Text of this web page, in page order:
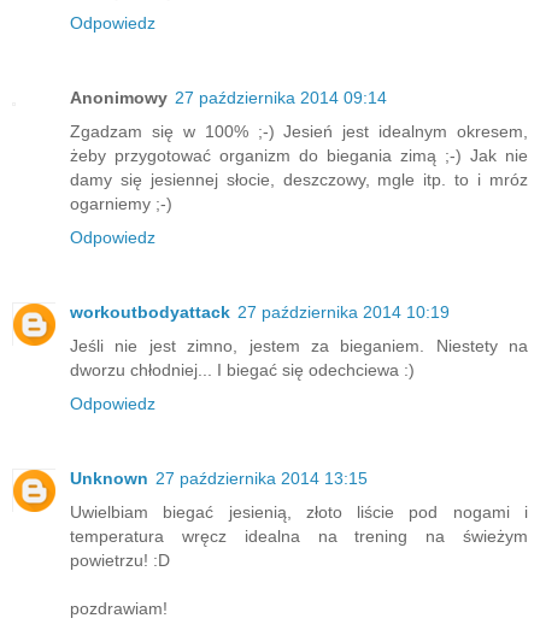
Odpowiedz
Anonimowy 27 października 2014 09:14
Zgadzam się w 100% ;-) Jesień jest idealnym okresem,
żeby przygotować organizm do biegania zimą ;-) Jak nie
damy się jesiennej słocie, deszczowy, mgle itp. to i mróz
ogarniemy ;-)
Odpowiedz
workoutbodyattack 27 października 2014 10:19
Jeśli nie jest zimno, jestem za bieganiem. Niestety na
dworzu chłodniej... I biegać się odechciewa :)
Odpowiedz
Unknown 27 października 2014 13:15
Uwielbiam biegać jesienią, złoto liście pod nogami i
temperatura wręcz idealna na trening na świeżym
powietrzu! :D
pozdrawiam!